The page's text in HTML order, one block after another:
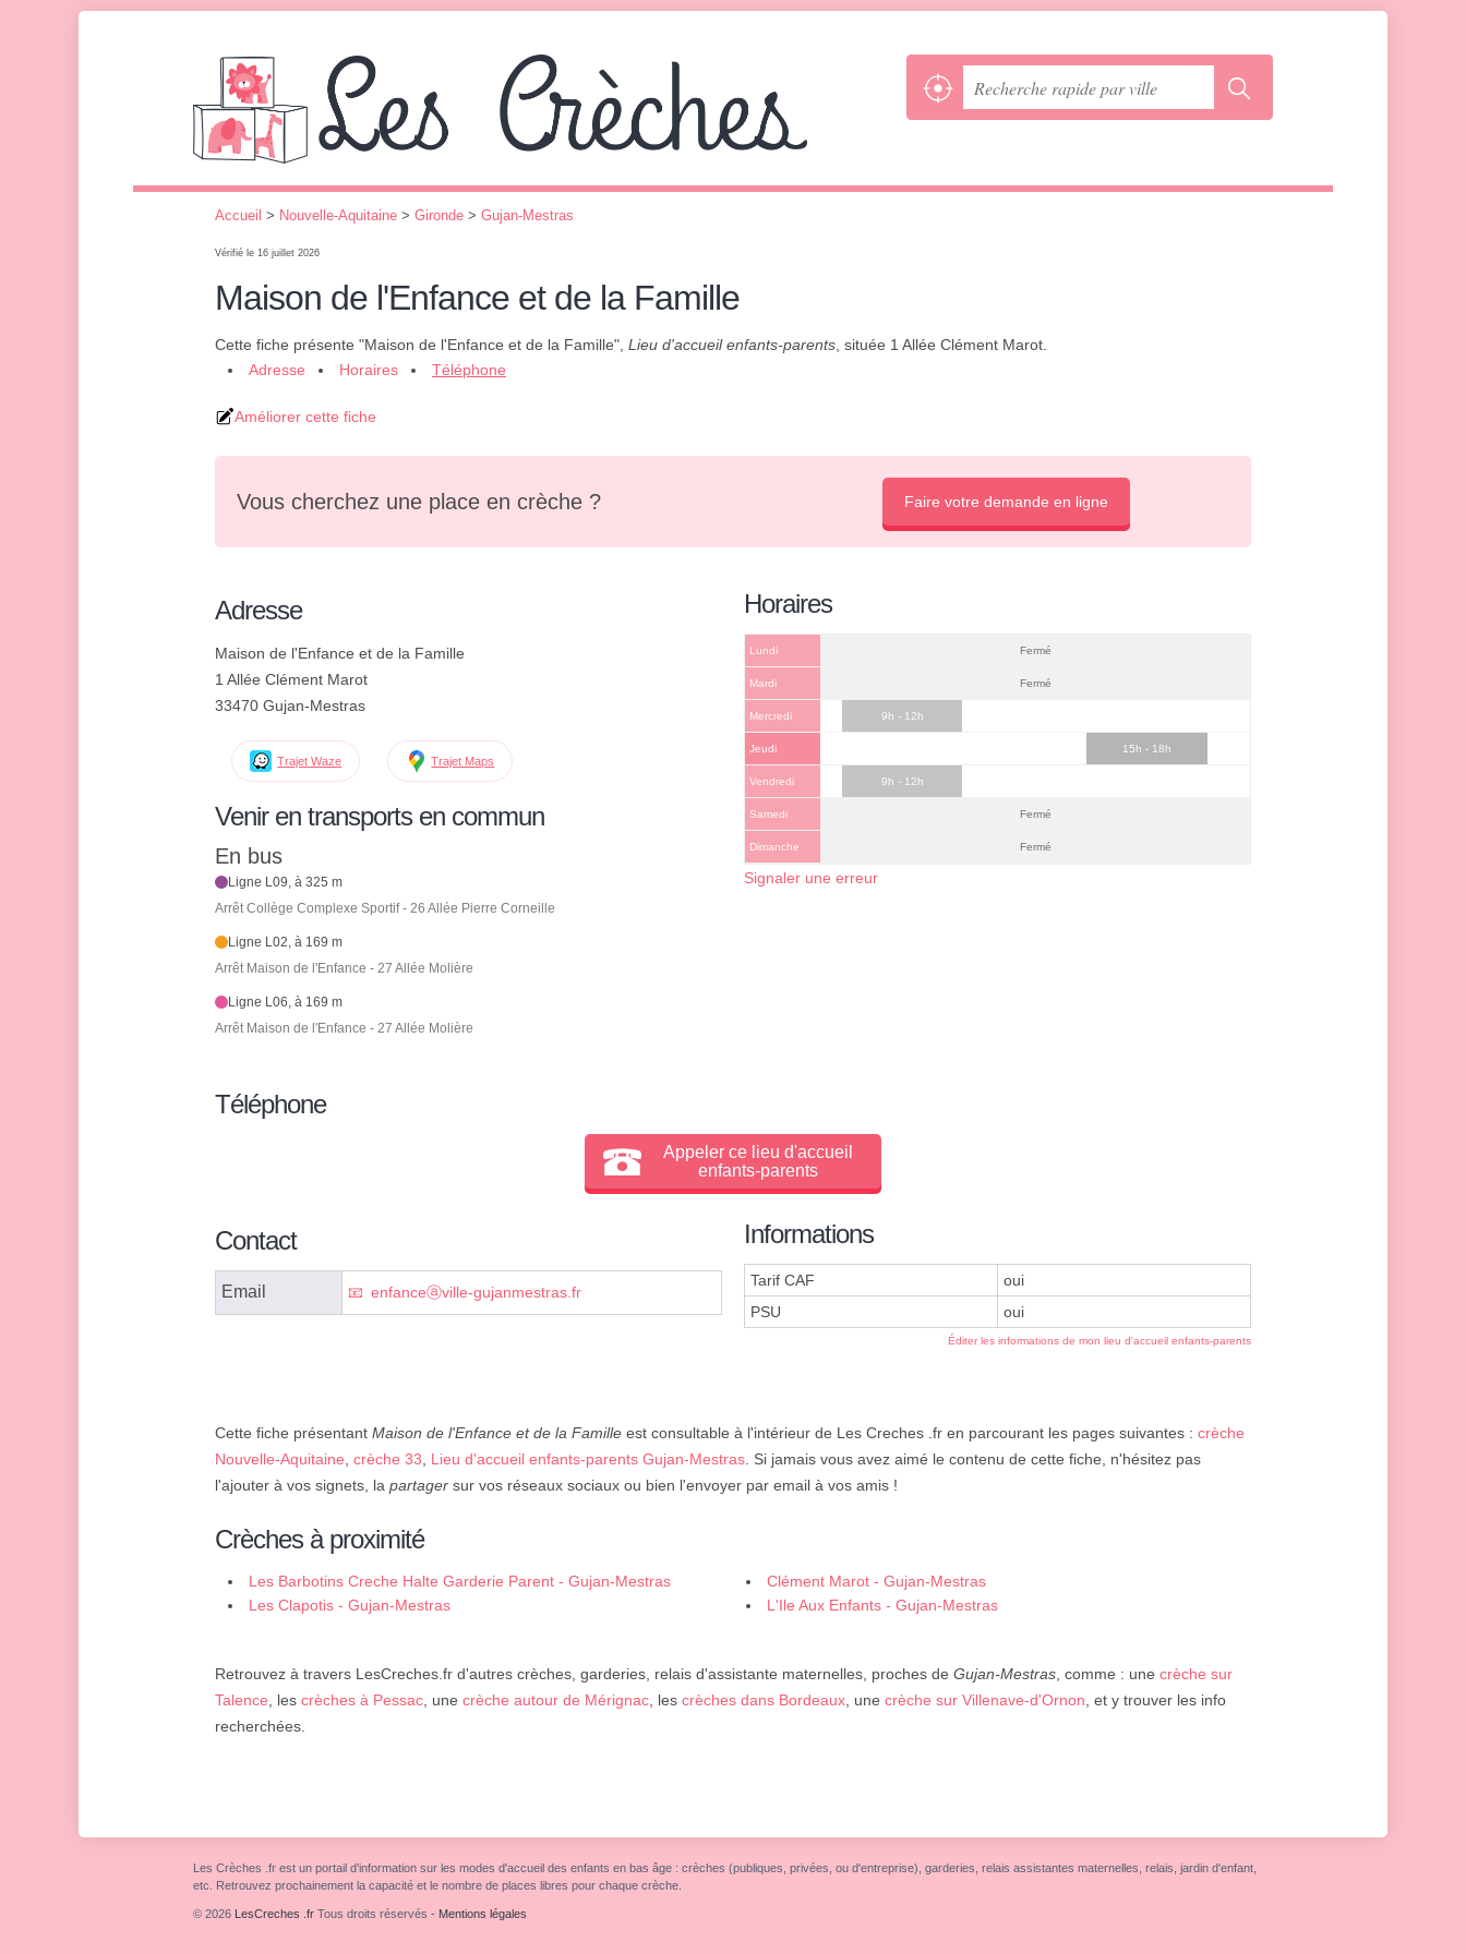
Accueil > Nouvelle-Aquitaine > Gironde > Gujan-Mestras
Vérifié le 16 juillet 2026
Maison de l'Enfance et de la Famille
Cette fiche présente "Maison de l'Enfance et de la Famille", Lieu d'accueil enfants-parents , située 1 Allée Clément Marot.
Adresse
Horaires Téléphone
Améliorer cette fiche
Vous cherchez une place en crèche ? Faire votre demande en ligne
Adresse
Maison de l'Enfance et de la Famille
1 Allée Clément Marot
33470 Gujan-Mestras
Trajet Waze Trajet Maps
Venir en transports en commun
En bus
Ligne L09, à 325 m
Arrêt Collège Complexe Sportif - 26 Allée Pierre Corneille
Ligne L02, à 169 m
Arrêt Maison de l'Enfance - 27 Allée Molière
Ligne L06, à 169 m
Arrêt Maison de l'Enfance - 27 Allée Molière
Horaires
Lundi Fermé
Mardi Fermé
Mercredi 9h - 12h
Jeudi 15h - 18h
Vendredi 9h - 12h
Samedi Fermé
Dimanche Fermé
Signaler une erreur
Téléphone
Appeler ce lieu d'accueil
enfants-parents
Contact
Email enfanceⓐville-gujanmestras.fr
Informations
Tarif CAF
oui
PSU
oui
Éditer les informations de mon lieu d'accueil enfants-parents
Cette fiche présentant Maison de l'Enfance et de la Famille est consultable à l'intérieur de Les Creches .fr en parcourant les pages suivantes : crèche
Nouvelle-Aquitaine, crèche 33, Lieu d'accueil enfants-parents Gujan-Mestras. Si jamais vous avez aimé le contenu de cette fiche, n'hésitez pas
l'ajouter à vos signets, la partager sur vos réseaux sociaux ou bien l'envoyer par email à vos amis !
Crèches à proximité
Les Barbotins Creche Halte Garderie Parent - Gujan-Mestras
Clément Marot - Gujan-Mestras
Les Clapotis - Gujan-Mestras
L'Ile Aux Enfants - Gujan-Mestras
Retrouvez à travers LesCreches.fr d'autres crèches, garderies, relais d'assistante maternelles, proches de Gujan-Mestras, comme : une crèche sur
Talence, les crèches à Pessac, une crèche autour de Mérignac, les crèches dans Bordeaux, une crèche sur Villenave-d'Ornon, et y trouver les info
recherchées.
Les Crèches .fr est un portail d'information sur les modes d'accueil des enfants en bas âge : crèches (publiques, privées, ou d'entreprise), garderies, relais assistantes maternelles, relais, jardin d'enfant,
etc. Retrouvez prochainement la capacité et le nombre de places libres pour chaque crèche.
© 2026 LesCreches .fr Tous droits réservés - Mentions légales